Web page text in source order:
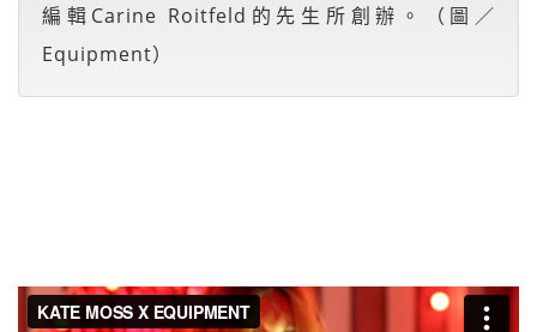
編輯Carine Roitfeld的先生所創辦。（圖／
Equipment）